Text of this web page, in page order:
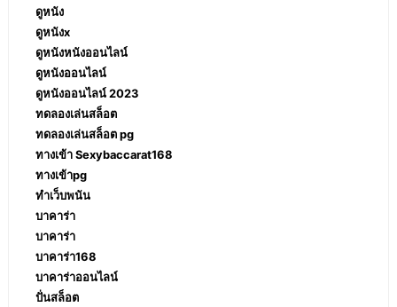
ดูหนัง
ดูหนังx
ดูหนังหนังออนไลน์
ดูหนังออนไลน์
ดูหนังออนไลน์ 2023
ทดลองเล่นสล็อต
ทดลองเล่นสล็อต pg
ทางเข้า Sexybaccarat168
ทางเข้าpg
ทำเว็บพนัน
บาคาร่า
บาคาร่า
บาคาร่า168
บาคาร่าออนไลน์
ปั่นสล็อต